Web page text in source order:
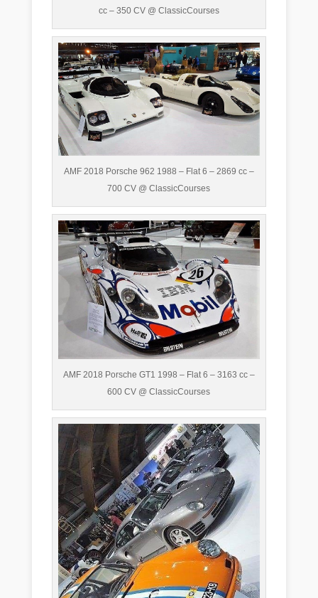
cc – 350 CV @ ClassicCourses
AMF 2018 Porsche 962 1988 – Flat 6 – 2869 cc –
700 CV @ ClassicCourses
AMF 2018 Porsche GT1 1998 – Flat 6 – 3163 cc –
600 CV @ ClassicCourses